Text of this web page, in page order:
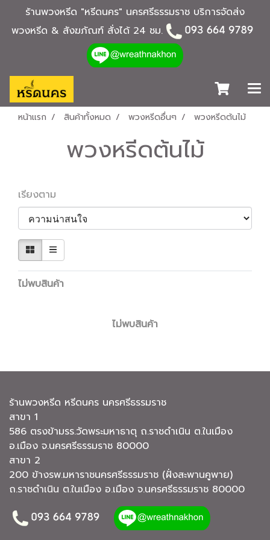
ร้านพวงหรีด "หรีดนคร" นครศรีธรรมราช บริการจัดส่ง
พวงหรีด & สังฆภัณฑ์ สั่งได้ 24 ชม.
หน้าแรก สินค้าทั้งหมด พวงหรีดอื่นๆ พวงหรีดต้นไม้
พวงหรีดต้นไม้
เรียงตาม
ไม่พบสินค้า
ไม่พบสินค้า
ร้านพวงหรีด หรีดนคร นครศรีธรรมราช
สาขา 1
586 ตรงข้ามรร.วัดพระมหาธาตุ ถ.ราชดำเนิน ต.ในเมือง
อ.เมือง จ.นครศรีธรรมราช 80000
สาขา 2
200 ข้างรพ.มหาราชนครศรีธรรมราช (ฝั่งสะพานคูพาย)
ถ.ราชดำเนิน ต.ในเมือง อ.เมือง จ.นครศรีธรรมราช 80000